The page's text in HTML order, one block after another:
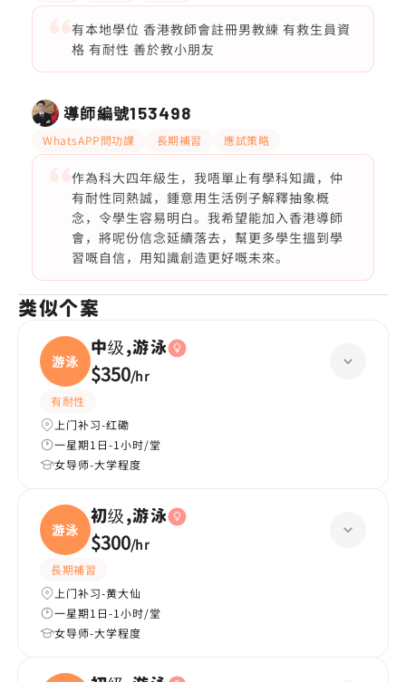
有本地學位 香港教師會註冊男教練 有救生員資
格 有耐性 善於教小朋友
導師編號153498
WhatsAPP問功課 長期補習 應試策略
作為科大四年級生，我唔單止有學科知識，仲
有耐性同熱誠，鍾意用生活例子解釋抽象概
念，令學生容易明白。我希望能加入香港導師
會，將呢份信念延續落去，幫更多學生搵到學
習嘅自信，用知識創造更好嘅未來。
类似个案
游泳
中级,游泳
$350/hr
有耐性
上门补习-红磡
一星期1日-1小时/堂
女导师-大学程度
游泳
初级,游泳
$300/hr
長期補習
上门补习-黄大仙
一星期1日-1小时/堂
女导师-大学程度